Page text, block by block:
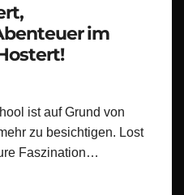
im
ist auf Grund von
zu besichtigen. Lost
Faszination…